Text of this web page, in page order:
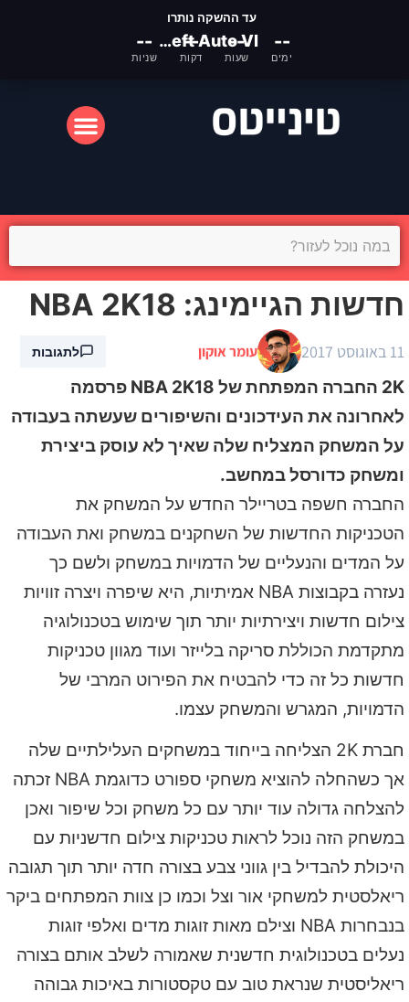
עד ההשקה נותרו
Grand Theft Auto VI --
ימים
--
שעות
--
דקות
--
שניות
חדשות הגיימינג: NBA 2K18
11 באוגוסט 2017 עומר אוקון לתגובות
2K החברה המפתחת של NBA 2K18 פרסמה
לאחרונה את העידכונים והשיפורים שעשתה בעבודה
על המשחק המצליח שלה שאיך לא עוסק ביצירת
ומשחק כדורסל במחשב.
החברה חשפה בטריילר החדש על המשחק את
הטכניקות החדשות של השחקנים במשחק ואת העבודה
על המדים והנעליים של הדמויות במשחק ולשם כך
נעזרה בקבוצות NBA אמיתיות, היא שיפרה ויצרה זוויות
צילום חדשות ויצירתיות יותר תוך שימוש בטכנולוגיה
מתקדמת הכוללת סריקה בלייזר ועוד מגוון טכניקות
חדשות כל זה כדי להבטיח את הפירוט המרבי של
הדמויות, המגרש והמשחק עצמו.
חברת 2K הצליחה בייחוד במשחקים העלילתיים שלה
אך כשהחלה להוציא משחקי ספורט כדוגמת NBA זכתה
להצלחה גדולה עוד יותר עם כל משחק וכל שיפור ואכן
במשחק הזה נוכל לראות טכניקות צילום חדשניות עם
היכולת להבדיל בין גווני צבע בצורה חדה יותר תוך תגובה
ריאלסטית למשחקי אור וצל וכמו כן צוות המפתחים ביקר
בנבחרות NBA וצילם מאות זוגות מדים ואלפי זוגות
נעלים בטכנולוגית חדשנית שאמורה לשלב אותם בצורה
ריאליסטית שנראת טוב עם טקסטורות באיכות גבוהה